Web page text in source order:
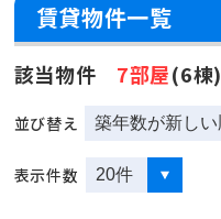
賃貸物件一覧
該当物件 7部屋(6棟)
並び替え
表示件数